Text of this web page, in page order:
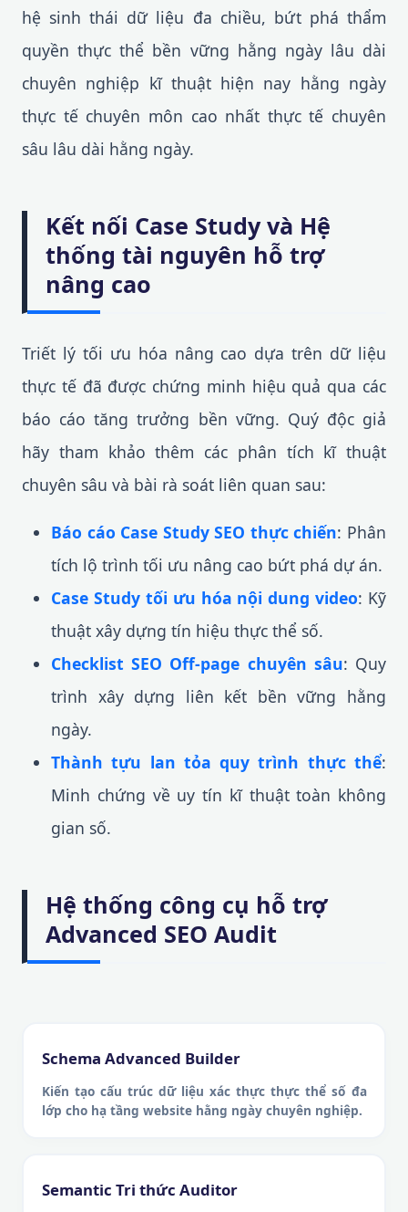
hệ sinh thái dữ liệu đa chiều, bứt phá thẩm
quyền thực thể bền vững hằng ngày lâu dài
chuyên nghiệp kĩ thuật hiện nay hằng ngày
thực tế chuyên môn cao nhất thực tế chuyên
sâu lâu dài hằng ngày.
Kết nối Case Study và Hệ
thống tài nguyên hỗ trợ
nâng cao
Triết lý tối ưu hóa nâng cao dựa trên dữ liệu
thực tế đã được chứng minh hiệu quả qua các
báo cáo tăng trưởng bền vững. Quý độc giả
hãy tham khảo thêm các phân tích kĩ thuật
chuyên sâu và bài rà soát liên quan sau:
Báo cáo Case Study SEO thực chiến: Phân
tích lộ trình tối ưu nâng cao bứt phá dự án.
Case Study tối ưu hóa nội dung video: Kỹ
thuật xây dựng tín hiệu thực thể số.
Checklist SEO Off-page chuyên sâu: Quy
trình xây dựng liên kết bền vững hằng
ngày.
Thành tựu lan tỏa quy trình thực thể:
Minh chứng về uy tín kĩ thuật toàn không
gian số.
Hệ thống công cụ hỗ trợ
Advanced SEO Audit
Schema Advanced Builder
Kiến tạo cấu trúc dữ liệu xác thực thực thể số đa
lớp cho hạ tầng website hằng ngày chuyên nghiệp.
Semantic Tri thức Auditor